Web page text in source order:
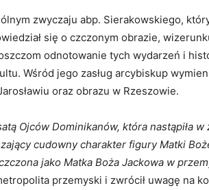
zwyczaju abp. Sierakowskiego,
się o czczonym obrazie,
odnotowanie tych wydarzeń i
Wśród jego zasług arcybiskup
oraz obrazu w Rzeszowie.
Ojców Dominikanów, która nastąpiła
cudowny charakter figury Matki
jako Matka Boża Jackowa w
przemyski i zwrócił uwagę na